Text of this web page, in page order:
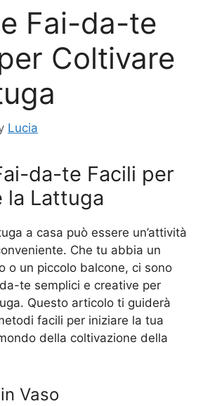
Fai-da-te
Coltivare
Lucia
da-te Facili per
la Lattuga
a casa può essere un’attività
Che tu abbia un
o un piccolo balcone, ci sono
te semplici e creative per
Questo articolo ti guiderà
facili per iniziare la tua
della coltivazione della
Vaso